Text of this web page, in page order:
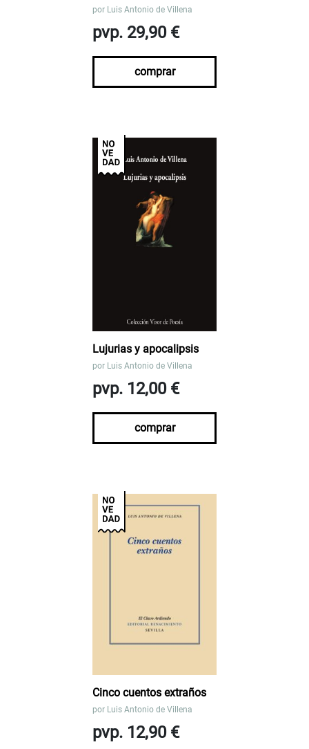
por Luis Antonio de Villena
pvp. 29,90 €
comprar
Lujurias y apocalipsis
por Luis Antonio de Villena
pvp. 12,00 €
comprar
Cinco cuentos extraños
por Luis Antonio de Villena
pvp. 12,90 €